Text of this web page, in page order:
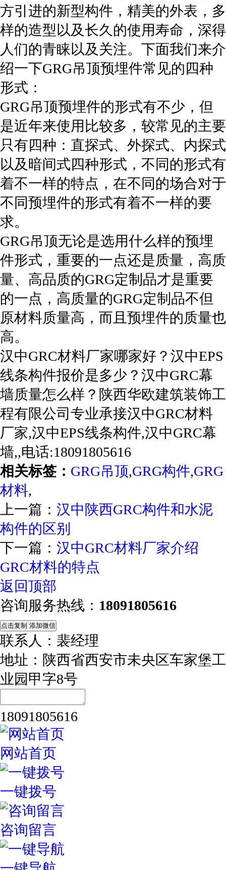
方引进的新型构件，精美的外表，多
样的造型以及长久的使用寿命，深得
人们的青睐以及关注。下面我们来介
绍一下GRG吊顶预埋件常见的四种
形式：
GRG吊顶预埋件的形式有不少，但
是近年来使用比较多，较常见的主要
只有四种：直探式、外探式、内探式
以及暗间式四种形式，不同的形式有
着不一样的特点，在不同的场合对于
不同预埋件的形式有着不一样的要
求。
GRG吊顶无论是选用什么样的预埋
件形式，重要的一点还是质量，高质
量、高品质的GRG定制品才是重要
的一点，高质量的GRG定制品不但
原材料质量高，而且预埋件的质量也
高。
汉中GRC材料厂家哪家好？汉中EPS
线条构件报价是多少？汉中GRC幕
墙质量怎么样？陕西华欧建筑装饰工
程有限公司专业承接汉中GRC材料
厂家,汉中EPS线条构件,汉中GRC幕
墙,,电话:18091805616
相关标签： GRG吊顶,GRG构件,GRG
材料,
上一篇： 汉中陕西GRC构件和水泥
构件的区别
下一篇： 汉中GRC材料厂家介绍
GRC材料的特点
返回顶部
咨询服务热线： 18091805616
点击复制 添加微信
联系人：裴经理
地址：陕西省西安市未央区车家堡工
业园甲字8号
18091805616
网站首页
一键拨号
咨询留言